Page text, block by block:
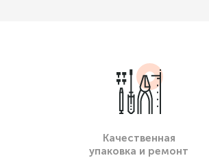
Качественная
упаковка и ремонт